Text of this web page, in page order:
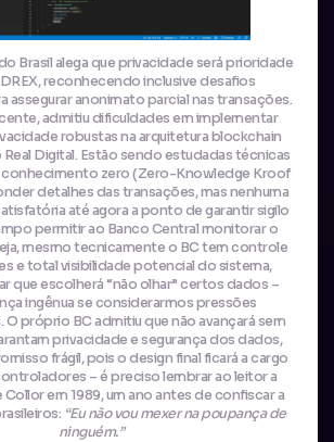
Brasil alega que privacidade será prioridade
reconhecendo inclusive desafios
assegurar anonimato parcial nas transações.
admitiu dificuldades em implementar
robustas na arquitetura blockchain
Digital. Estão sendo estudadas técnicas
zero (Zero-Knowledge Kroof
detalhes das transações, mas nenhuma
até agora a ponto de garantir sigilo
permitir ao Banco Central monitorar o
mesmo tecnicamente o BC tem controle
e total visibilidade potencial do sistema,
que escolherá “não olhar” certos dados –
ingênua se considerarmos pressões
O próprio BC admitiu que não avançará sem
privacidade e segurança dos dados,
frágil, pois o design final ficará a cargo
– é preciso lembrar ao leitor a
em 1989, um ano antes de confiscar a
“Eu não vou mexer na poupança de
ninguém.”